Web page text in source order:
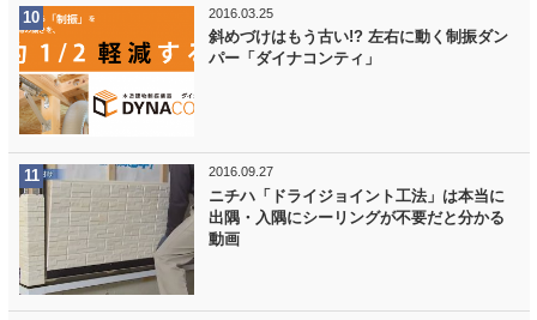
2016.03.25
斜めづけはもう古い!? 左右に動く制振ダン
パー「ダイナコンティ」
2016.09.27
ニチハ「ドライジョイント工法」は本当に
出隅・入隅にシーリングが不要だと分かる
動画